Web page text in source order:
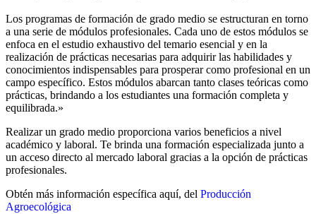
Los programas de formación de grado medio se estructuran en torno
a una serie de módulos profesionales. Cada uno de estos módulos se
enfoca en el estudio exhaustivo del temario esencial y en la
realización de prácticas necesarias para adquirir las habilidades y
conocimientos indispensables para prosperar como profesional en un
campo específico. Estos módulos abarcan tanto clases teóricas como
prácticas, brindando a los estudiantes una formación completa y
equilibrada.»
Realizar un grado medio proporciona varios beneficios a nivel
académico y laboral. Te brinda una formación especializada junto a
un acceso directo al mercado laboral gracias a la opción de prácticas
profesionales.
Obtén más información específica aquí, del Producción
Agroecológica